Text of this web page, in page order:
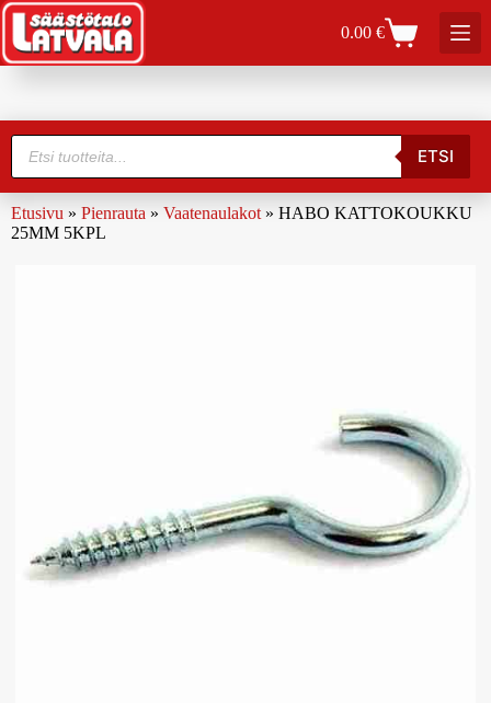
0.00€
ETSI
Etusivu » Pienrauta » Vaatenaulakot » HABO KATTOKOUKKU
25MM 5KPL